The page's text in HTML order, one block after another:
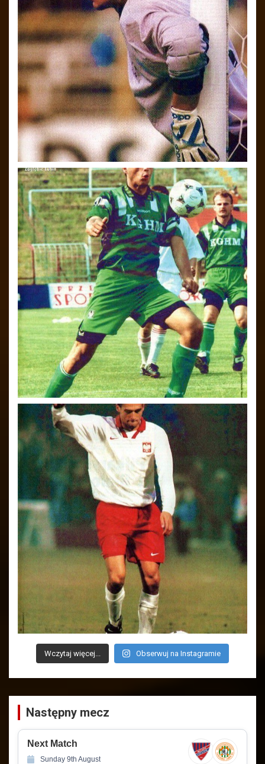
Wczytaj więcej... Obserwuj na Instagramie
Następny mecz
Next Match
Sunday 9th August